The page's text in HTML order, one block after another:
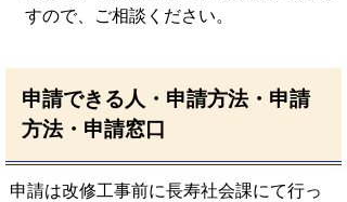
すので、ご相談ください。
申請できる人・申請方法・申請
方法・申請窓口
申請は改修工事前に長寿社会課にて行っ